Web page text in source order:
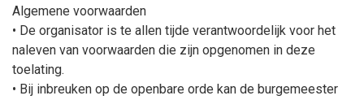
Algemene voorwaarden
• De organisator is te allen tijde verantwoordelijk voor het
naleven van voorwaarden die zijn opgenomen in deze
toelating.
• Bij inbreuken op de openbare orde kan de burgemeester